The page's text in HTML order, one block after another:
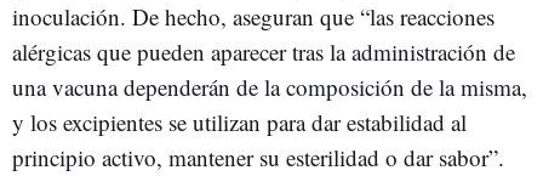
inoculación. De hecho, aseguran que “las reacciones
alérgicas que pueden aparecer tras la administración de
una vacuna dependerán de la composición de la misma,
y los excipientes se utilizan para dar estabilidad al
principio activo, mantener su esterilidad o dar sabor”.